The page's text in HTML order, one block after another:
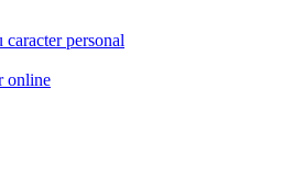
caracter personal
online